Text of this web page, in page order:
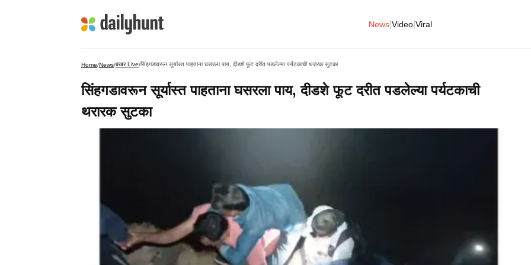
News Video Viral
Home/News/बखर Live/सिंहगडावरून सूर्यास्त पाहताना घसरला पाय, दीडशे फूट दरीत पडलेल्या पर्यटकाची थरारक सुटका
सिंहगडावरून सूर्यास्त पाहताना घसरला पाय, दीडशे फूट दरीत पडलेल्या पर्यटकाची
थरारक सुटका